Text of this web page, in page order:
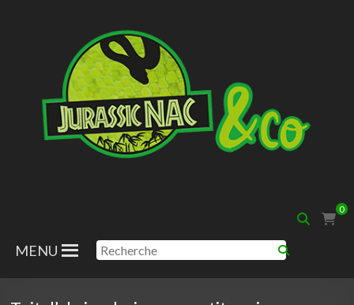
Nac
0
MENU